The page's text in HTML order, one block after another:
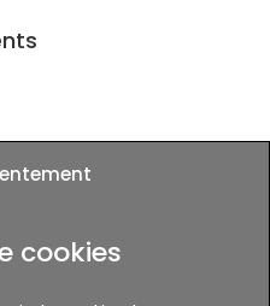
cookies